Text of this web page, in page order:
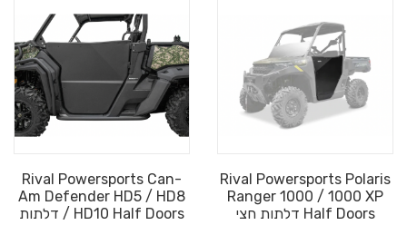
Rival Powersports Polaris
Ranger 1000 / 1000 XP
Half Doors דלתות חצי
Rival Powersports Can-
Am Defender HD5 / HD8
/ HD10 Half Doors דלתות